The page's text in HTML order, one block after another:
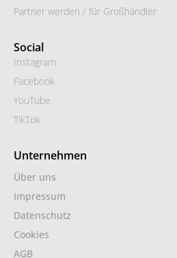
Partner werden / für Großhändler
Social
Instagram
Facebook
YouTube
TikTok
Unternehmen
Über uns
Impressum
Datenschutz
Cookies
AGB